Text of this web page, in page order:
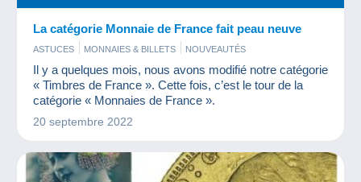
La catégorie Monnaie de France fait peau neuve
ASTUCES MONNAIES & BILLETS NOUVEAUTÉS
Il y a quelques mois, nous avons modifié notre catégorie
« Timbres de France ». Cette fois, c’est le tour de la
catégorie « Monnaies de France ».
20 septembre 2022